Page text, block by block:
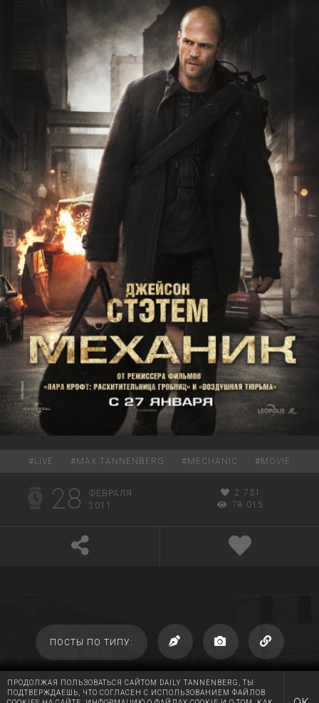
# LIVE # MAX TANNENBERG # MECHANIC # MOVIE
28
ФЕВРАЛЯ
2011
2 731
78 015
ПОСТЫ ПО ТИПУ:
ПРОДОЛЖАЯ ПОЛЬЗОВАТЬСЯ САЙТОМ DAILY TANNENBERG, ТЫ
ПОДТВЕРЖДАЕШЬ, ЧТО СОГЛАСЕН С ИСПОЛЬЗОВАНИЕМ ФАЙЛОВ